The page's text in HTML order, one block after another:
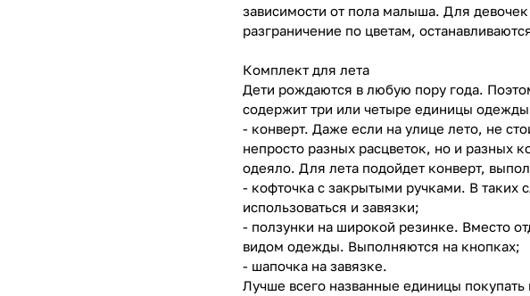
зависимости от пола малыша. Для
разграничение по цветам,
Комплект для лета
Дети рождаются в любую пору года.
содержит три или четыре единицы
- конверт. Даже если на улице лето, не
непросто разных расцветок, но и разных
одеяло. Для лета подойдет конверт,
- кофточка с закрытыми ручками. В таких
использоваться и завязки;
- ползунки на широкой резинке. Вместо
видом одежды. Выполняются на кнопках;
- шапочка на завязке.
Лучше всего названные единицы